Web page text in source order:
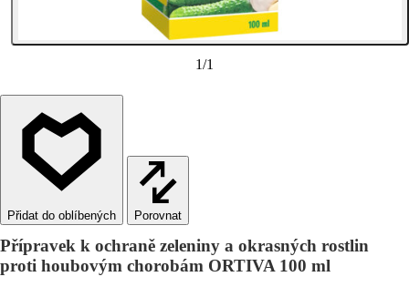
1/1
Porovnat
Přípravek k ochraně zeleniny a okrasných rostlin
proti houbovým chorobám ORTIVA 100 ml